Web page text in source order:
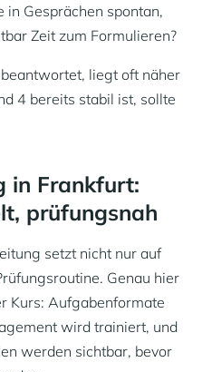
in Gesprächen spontan,
Zeit zum Formulieren?
liegt oft näher
4 bereits stabil ist, sollte
in Frankfurt:
prüfungsnah
setzt nicht nur auf
Genau hier
Kurs: Aufgabenformate
wird trainiert, und
werden sichtbar, bevor